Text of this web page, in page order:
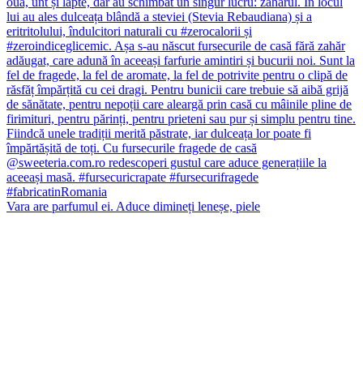
Vara are parfumul ei. Aduce dimineți leneșe, piele